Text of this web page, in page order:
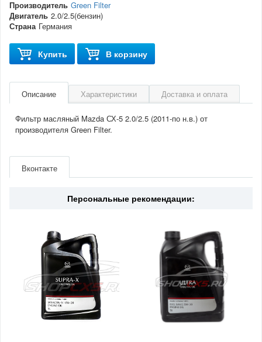
Производитель Green Filter
Двигатель 2.0/2.5(бензин)
Страна Германия
Купить В корзину
Описание Характеристики Доставка и оплата
Фильтр масляный Mazda СХ-5 2.0/2.5 (2011-по н.в.) от
производителя Green Filter.
Двигатель 2.0/2.5(бензин)
Вконтакте
Персональные рекомендации: